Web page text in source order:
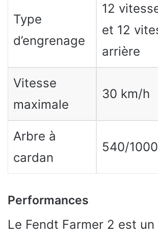
Type
d’engrenage
12
et 12
arrière
Vitesse
maximale
30 km/h
Arbre à
cardan
540/
Performances
Le Fendt Farmer 2 est